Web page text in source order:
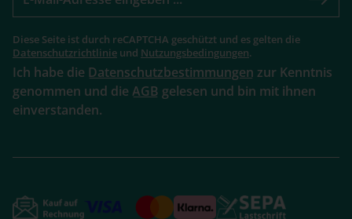
Diese Seite ist durch reCAPTCHA geschützt und es gelten die
Datenschutzrichtlinie und Nutzungsbedingungen.
Ich habe die Datenschutzbestimmungen zur Kenntnis
genommen und die AGB gelesen und bin mit ihnen
einverstanden.